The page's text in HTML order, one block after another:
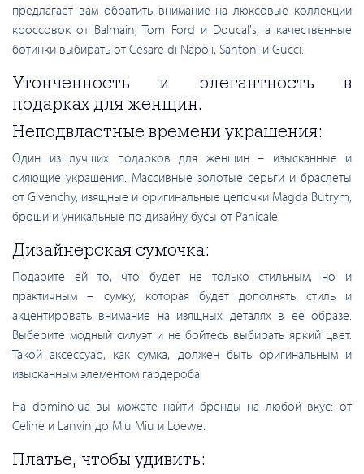
предлагает вам обратить внимание на люксовые коллекции
кроссовок от Balmain, Tom Ford и Doucal's, а качественные
ботинки выбирать от Cesare di Napoli, Santoni и Gucci.
Утонченность и элегантность в
подарках для женщин.
Неподвластные времени украшения:
Один из лучших подарков для женщин – изысканные и
сияющие украшения. Массивные золотые серьги и браслеты
от Givenchy, изящные и оригинальные цепочки Magda Butrym,
броши и уникальные по дизайну бусы от Panicale.
Дизайнерская сумочка:
Подарите ей то, что будет не только стильным, но и
практичным – сумку, которая будет дополнять стиль и
акцентировать внимание на изящных деталях в ее образе.
Выберите модный силуэт и не бойтесь выбирать яркий цвет.
Такой аксессуар, как сумка, должен быть оригинальным и
изысканным элементом гардероба.
На domino.ua вы можете найти бренды на любой вкус: от
Celine и Lanvin до Miu Miu и Loewe.
Платье, чтобы удивить: